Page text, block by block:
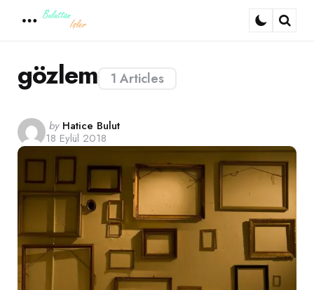
1 Articles
gözlem
Posted
by
by Hatice Bulut
18 Eylül 2018